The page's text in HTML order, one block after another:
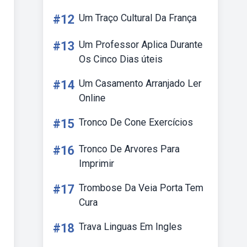
#12 Um Traço Cultural Da França
#13 Um Professor Aplica Durante
Os Cinco Dias úteis
#14 Um Casamento Arranjado Ler
Online
#15 Tronco De Cone Exercícios
#16 Tronco De Arvores Para
Imprimir
#17 Trombose Da Veia Porta Tem
Cura
#18 Trava Linguas Em Ingles